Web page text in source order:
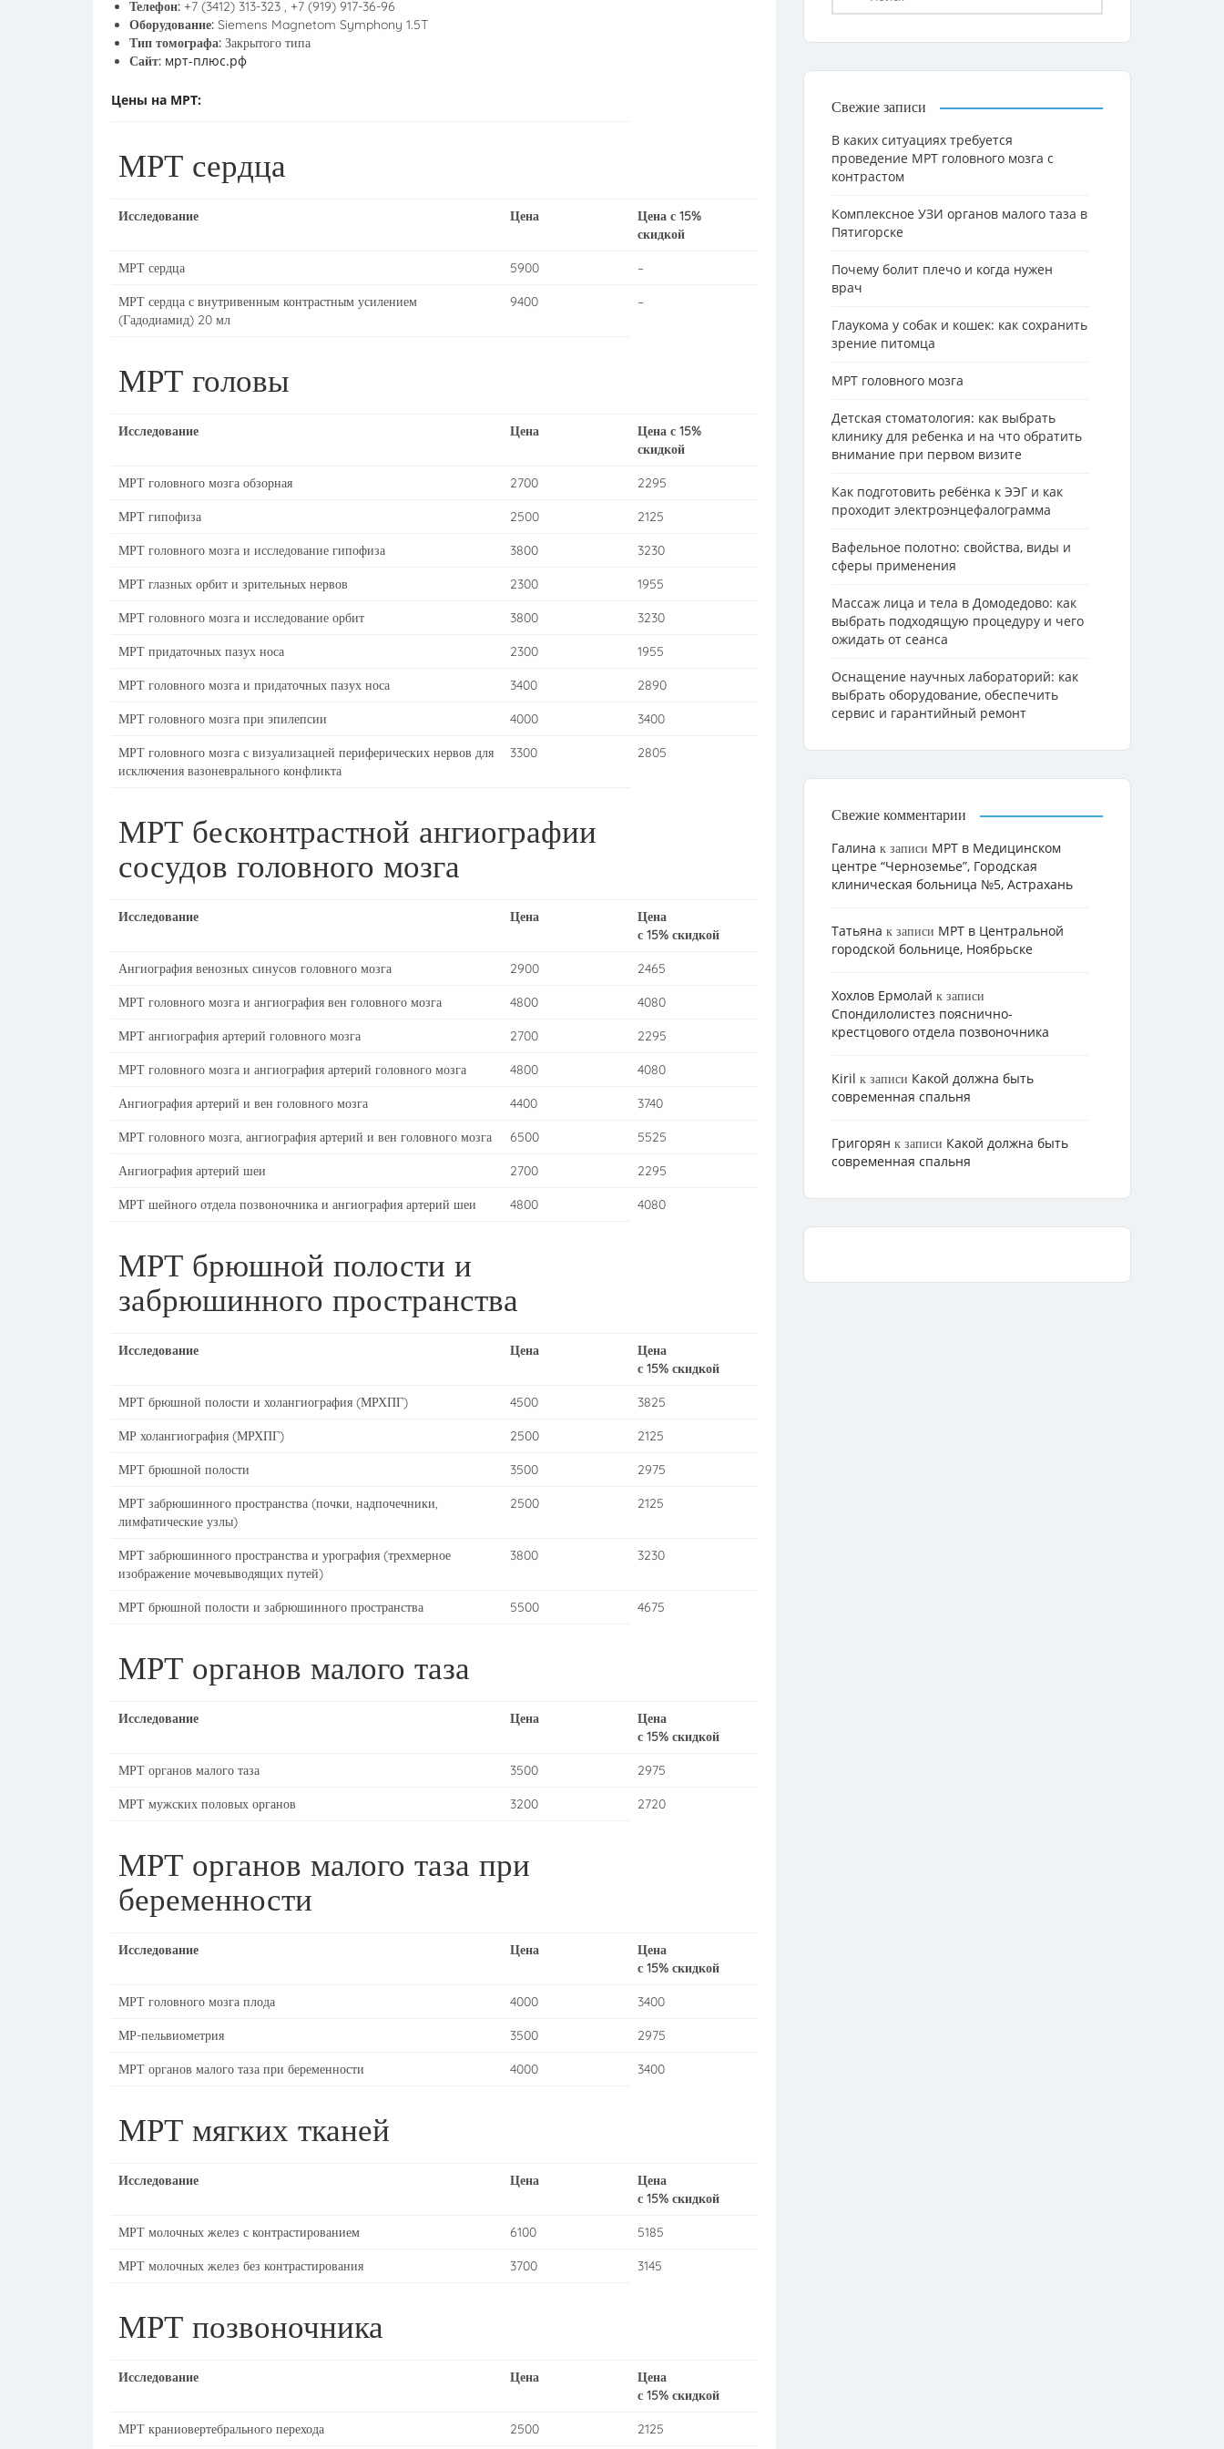
Телефон: +7 (3412) 313-323 , +7 (919) 917-36-96
Оборудование: Siemens Magnetom Symphony 1.5T
Тип томографа: Закрытого типа
Сайт: мрт-плюс.рф
Цены на МРТ:
МРТ сердца
Исследование Цена
Цена с 15%
скидкой
МРТ сердца 5900 –
МРТ сердца с внутривенным контрастным усилением
(Гадодиамид) 20 мл
9400 –
МРТ головы
Исследование Цена
Цена с 15%
скидкой
МРТ головного мозга обзорная 2700 2295
МРТ гипофиза 2500 2125
МРТ головного мозга и исследование гипофиза 3800 3230
МРТ глазных орбит и зрительных нервов 2300 1955
МРТ головного мозга и исследование орбит 3800 3230
МРТ придаточных пазух носа 2300 1955
МРТ головного мозга и придаточных пазух носа 3400 2890
МРТ головного мозга при эпилепсии 4000 3400
МРТ головного мозга с визуализацией периферических нервов для
исключения вазоневрального конфликта
3300 2805
МРТ бесконтрастной ангиографии
сосудов головного мозга
Исследование Цена
Цена
с 15% скидкой
Ангиография венозных синусов головного мозга 2900 2465
МРТ головного мозга и ангиография вен головного мозга 4800 4080
МРТ ангиография артерий головного мозга 2700 2295
МРТ головного мозга и ангиография артерий головного мозга 4800 4080
Ангиография артерий и вен головного мозга 4400 3740
МРТ головного мозга, ангиография артерий и вен головного мозга 6500 5525
Ангиография артерий шеи 2700 2295
МРТ шейного отдела позвоночника и ангиография артерий шеи 4800 4080
МРТ брюшной полости и
забрюшинного пространства
Исследование Цена
Цена
с 15% скидкой
МРТ брюшной полости и холангиография (МРХПГ) 4500 3825
МР холангиография (МРХПГ) 2500 2125
МРТ брюшной полости 3500 2975
МРТ забрюшинного пространства (почки, надпочечники,
лимфатические узлы)
2500 2125
МРТ забрюшинного пространства и урография (трехмерное
изображение мочевыводящих путей)
3800 3230
МРТ брюшной полости и забрюшинного пространства 5500 4675
МРТ органов малого таза
Исследование Цена
Цена
с 15% скидкой
МРТ органов малого таза 3500 2975
МРТ мужских половых органов 3200 2720
МРТ органов малого таза при
беременности
Исследование Цена
Цена
с 15% скидкой
МРТ головного мозга плода 4000 3400
МР-пельвиометрия 3500 2975
МРТ органов малого таза при беременности 4000 3400
МРТ мягких тканей
Исследование Цена
Цена
с 15% скидкой
МРТ молочных желез с контрастированием 6100 5185
МРТ молочных желез без контрастирования 3700 3145
МРТ позвоночника
Исследование Цена
Цена
с 15% скидкой
МРТ краниовертебрального перехода 2500 2125
Свежие записи
В каких ситуациях требуется
проведение МРТ головного мозга с
контрастом
Комплексное УЗИ органов малого таза в
Пятигорске
Почему болит плечо и когда нужен
врач
Глаукома у собак и кошек: как сохранить
зрение питомца
МРТ головного мозга
Детская стоматология: как выбрать
клинику для ребенка и на что обратить
внимание при первом визите
Как подготовить ребёнка к ЭЭГ и как
проходит электроэнцефалограмма
Вафельное полотно: свойства, виды и
сферы применения
Массаж лица и тела в Домодедово: как
выбрать подходящую процедуру и чего
ожидать от сеанса
Оснащение научных лабораторий: как
выбрать оборудование, обеспечить
сервис и гарантийный ремонт
Свежие комментарии
Галина к записи МРТ в Медицинском
центре “Черноземье”, Городская
клиническая больница №5, Астрахань
Татьяна к записи МРТ в Центральной
городской больнице, Ноябрьске
Хохлов Ермолай к записи
Cпондилолистез пояснично-
крестцового отдела позвоночника
Kiril к записи Какой должна быть
современная спальня
Григорян к записи Какой должна быть
современная спальня